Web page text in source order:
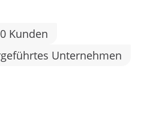
Kunden
Unternehmen